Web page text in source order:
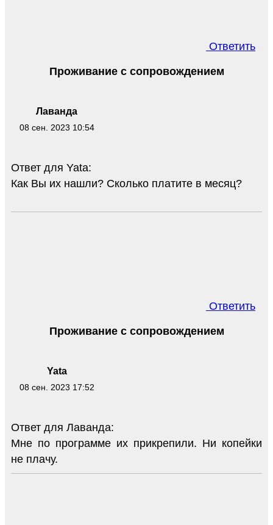
Ответить
Лаванда
08 сен. 2023 10:54
Проживание с сопровождением
Ответ для Yata:
Как Вы их нашли? Сколько платите в месяц?
Ответить
Yata
08 сен. 2023 17:52
Проживание с сопровождением
Ответ для Лаванда:
Мне по программе их прикрепили. Ни копейки
не плачу.